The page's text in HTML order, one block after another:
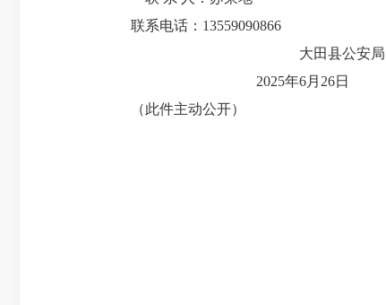
联系电话：13559090866
大田县公安局
2025年6月26日
（此件主动公开）